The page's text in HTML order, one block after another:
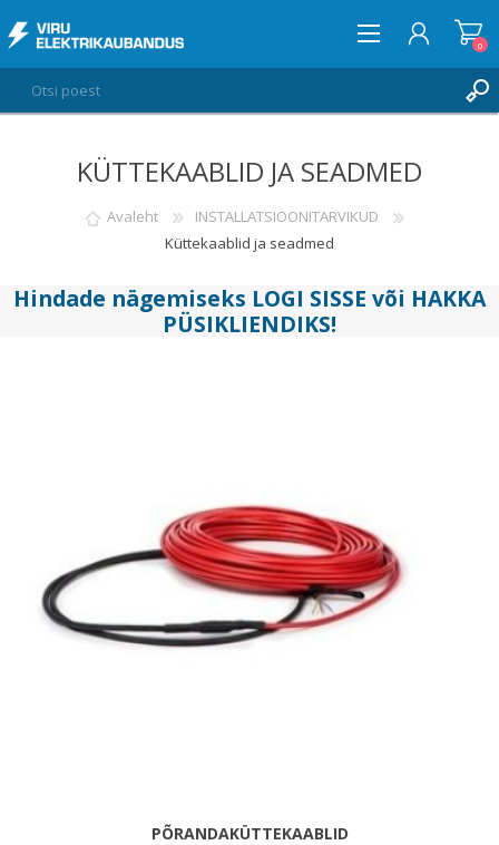
LOGI SISSE
SOOVIKORV
0
0
KÜTTEKAABLID JA SEADMED
Avaleht
INSTALLATSIOONITARVIKUD
Küttekaablid ja seadmed
Hindade nägemiseks LOGI SISSE või HAKKA
PÜSIKLIENDIKS!
PÕRANDAKÜTTEKAABLID